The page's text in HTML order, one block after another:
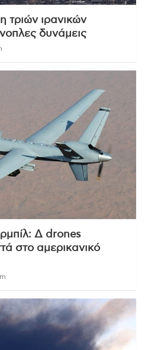
τριών ιρανικών
δυνάμεις
Δ drones
στο αμερικανικό